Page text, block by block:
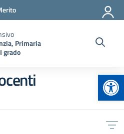
Primaria
grado